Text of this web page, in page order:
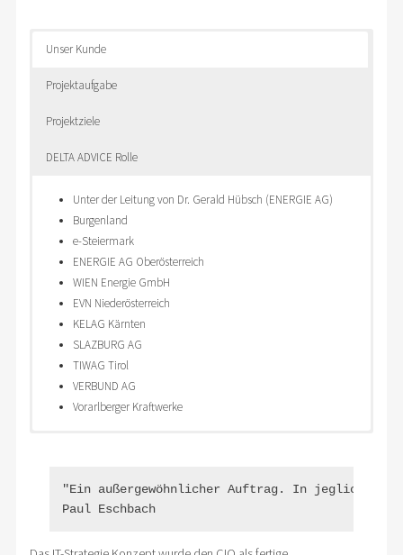
Unser Kunde
Projektaufgabe
Projektziele
DELTA ADVICE Rolle
Unter der Leitung von Dr. Gerald Hübsch (ENERGIE AG)
Burgenland
e-Steiermark
ENERGIE AG Oberösterreich
WIEN Energie GmbH
EVN Niederösterreich
KELAG Kärnten
SLAZBURG AG
TIWAG Tirol
VERBUND AG
Vorarlberger Kraftwerke
Erarbeitung der Templates für jedes einzelne Kapitel des IT-
Strategie Prozesses
Überführung in eine fertige Präsentation (Powerpoint) als
Einbindung aller Fachbereiche
Erarbeitung eines anwendbaren Template für alle CIO
Ausarbeitung
Gestaltung
"Ein außergewöhnlicher Auftrag. In jeglicher
Paul Eschbach